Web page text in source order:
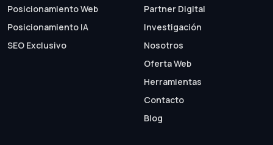
Posicionamiento Web
Posicionamiento IA
SEO Exclusivo
Partner Digital
Investigación
Nosotros
Oferta Web
Herramientas
Contacto
Blog